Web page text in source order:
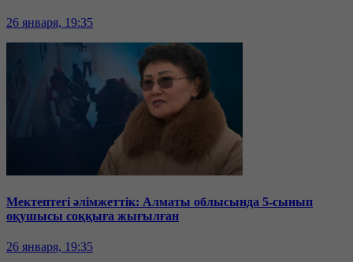
26 января, 19:35
Мектептегі әлімжеттік: Алматы облысында 5-сынып
оқушысы соққыға жығылған
26 января, 19:35